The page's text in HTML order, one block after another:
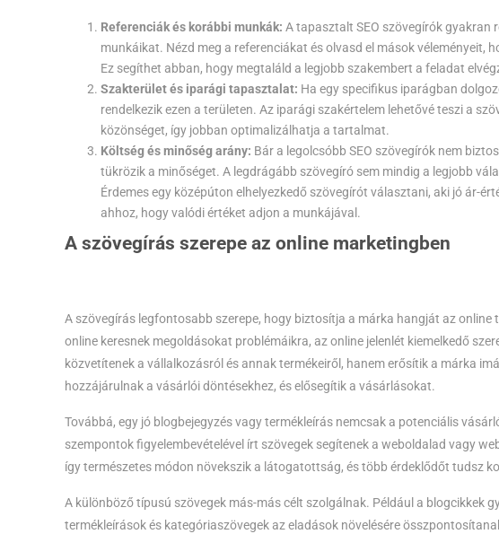
Referenciák és korábbi munkák: A tapasztalt SEO szövegírók gyakran
munkáikat. Nézd meg a referenciákat és olvasd el mások véleményeit,
Ez segíthet abban, hogy megtaláld a legjobb szakembert a feladat
Szakterület és iparági tapasztalat: Ha egy specifikus iparágban
rendelkezik ezen a területen. Az iparági szakértelem lehetővé teszi a
közönséget, így jobban optimalizálhatja a tartalmat.
Költség és minőség arány: Bár a legolcsóbb SEO szövegírók nem
tükrözik a minőséget. A legdrágább szövegíró sem mindig a legjobb
Érdemes egy középúton elhelyezkedő szövegírót választani, aki jó ár-
ahhoz, hogy valódi értéket adjon a munkájával.
A szövegírás szerepe az online marketingben
A szövegírás legfontosabb szerepe, hogy biztosítja a márka hangját az online
online keresnek megoldásokat problémáikra, az online jelenlét kiemelkedő
közvetítenek a vállalkozásról és annak termékeiről, hanem erősítik a márka
hozzájárulnak a vásárlói döntésekhez, és elősegítik a vásárlásokat.
Továbbá, egy jó blogbejegyzés vagy termékleírás nemcsak a potenciális
szempontok figyelembevételével írt szövegek segítenek a weboldalad vagy
így természetes módon növekszik a látogatottság, és több érdeklődőt tudsz
A különböző típusú szövegek más-más célt szolgálnak. Például a blogcikkek
termékleírások és kategóriaszövegek az eladások növelésére